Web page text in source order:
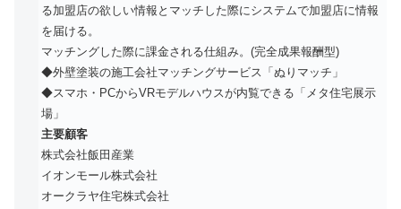
る加盟店の欲しい情報とマッチした際にシステムで加盟店に情報
を届ける。
マッチングした際に課金される仕組み。(完全成果報酬型)
◆外壁塗装の施工会社マッチングサービス「ぬりマッチ」
◆スマホ・PCからVRモデルハウスが内覧できる「メタ住宅展示
場」
主要顧客
株式会社飯田産業
イオンモール株式会社
オークラヤ住宅株式会社